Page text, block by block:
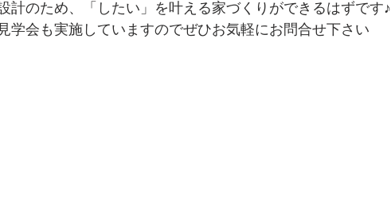
計のため、「したい」を叶える家づくりができるはずです♪
学会も実施していますのでぜひお気軽にお問合せ下さい